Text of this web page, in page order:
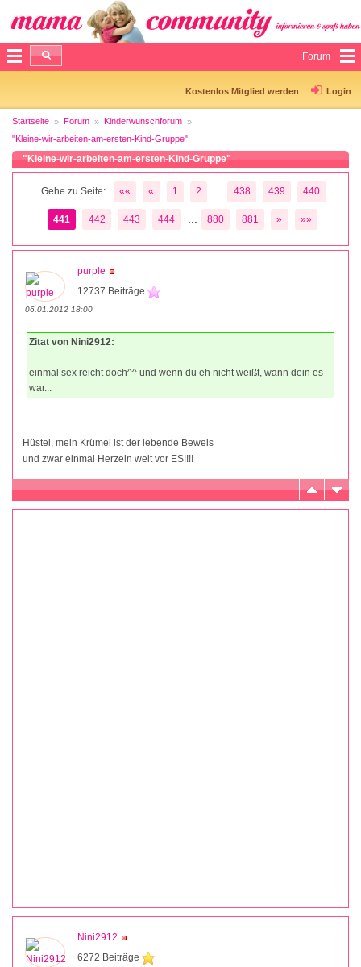
Forum
Kostenlos Mitglied werden Login
Startseite Forum
Kinderwunschforum
"Kleine-wir-arbeiten-am-ersten-Kind-Gruppe"
"Kleine-wir-arbeiten-am-ersten-Kind-Gruppe"
Gehe zu Seite: «« « 1 2 438 439 440
441 442 443 444 880 881 » »»
purple
12737 Beiträge
06.01.2012 18:00
Zitat von Nini2912:
einmal sex reicht doch^^ und wenn du eh nicht weißt, wann dein es
war...
Hüstel, mein Krümel ist der lebende Beweis
und zwar einmal Herzeln weit vor ES!!!!
Nini2912
6272 Beiträge